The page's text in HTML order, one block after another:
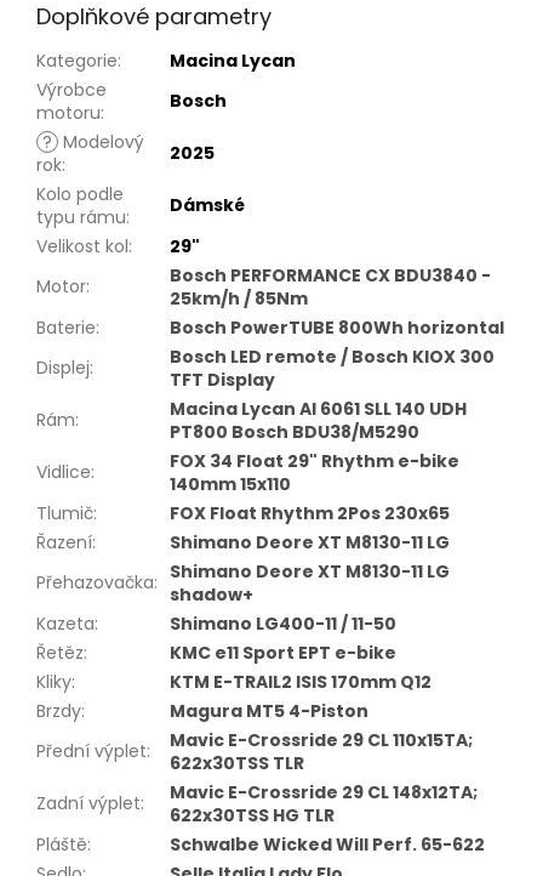
Doplňkové parametry
Kategorie:
Macina Lycan
Výrobce
motoru:
Bosch
? Modelový
rok:
2025
Kolo podle
typu rámu:
Dámské
Velikost kol:
29"
Motor:
Bosch PERFORMANCE CX BDU3840 -
25km/h / 85Nm
Baterie:
Bosch PowerTUBE 800Wh horizontal
Displej:
Bosch LED remote / Bosch KIOX 300
TFT Display
Rám:
Macina Lycan Al 6061 SLL 140 UDH
PT800 Bosch BDU38/M5290
Vidlice:
FOX 34 Float 29" Rhythm e-bike
140mm 15x110
Tlumič:
FOX Float Rhythm 2Pos 230x65
Řazení:
Shimano Deore XT M8130-11 LG
Přehazovačka: Shimano Deore XT M8130-11 LG
shadow+
Kazeta:
Shimano LG400-11 / 11-50
Řetěz:
KMC e11 Sport EPT e-bike
Kliky:
KTM E-TRAIL2 ISIS 170mm Q12
Brzdy:
Magura MT5 4-Piston
Přední výplet:
Mavic E-Crossride 29 CL 110x15TA;
622x30TSS TLR
Zadní výplet:
Mavic E-Crossride 29 CL 148x12TA;
622x30TSS HG TLR
Pláště:
Schwalbe Wicked Will Perf. 65-622